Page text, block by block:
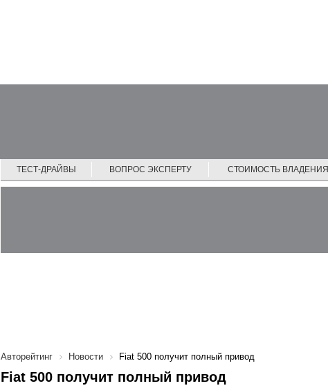
ТЕСТ-ДРАЙВЫ ВОПРОС ЭКСПЕРТУ СТОИМОСТЬ ВЛАДЕНИЯ
Авторейтинг Новости Fiat 500 получит полный привод
Fiat 500 получит полный привод